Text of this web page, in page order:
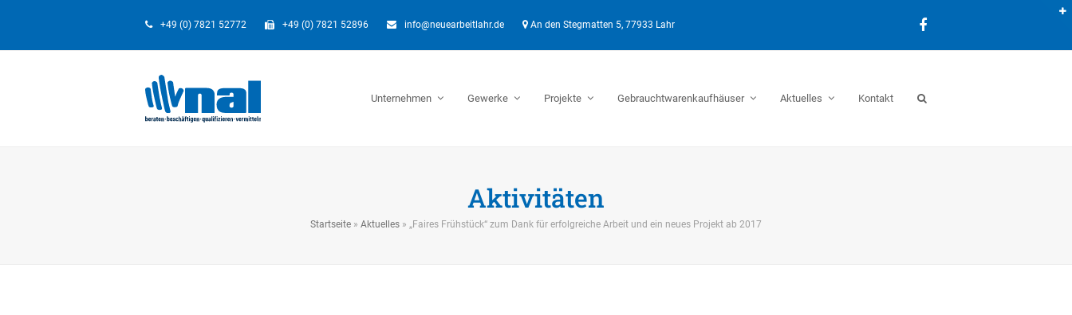
+49 (0) 7821 52772 +49 (0) 7821 52896 info@neuearbeitlahr.de An den Stegmatten 5, 77933 Lahr
Unternehmen Gewerke Projekte Gebrauchtwarenkaufhäuser Aktuelles Kontakt
Aktivitäten
Startseite » Aktuelles » „Faires Frühstück“ zum Dank für erfolgreiche Arbeit und ein neues Projekt ab 2017